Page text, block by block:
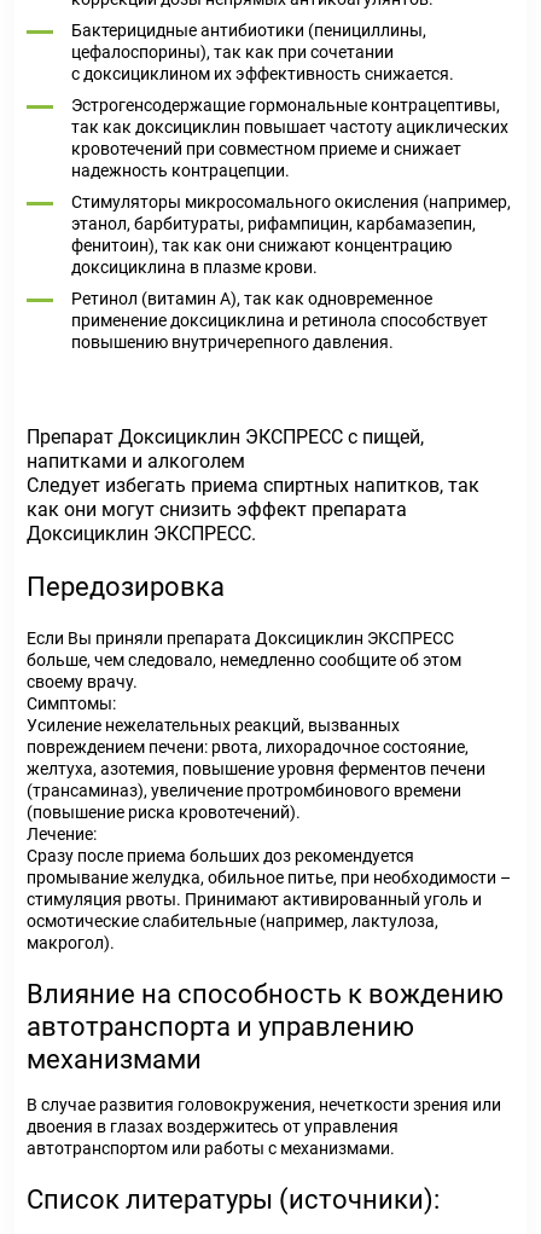
Бактерицидные антибиотики (пенициллины,
цефалоспорины), так как при сочетании
с доксициклином их эффективность снижается.
Эстрогенсодержащие гормональные контрацептивы,
так как доксициклин повышает частоту ациклических
кровотечений при совместном приеме и снижает
надежность контрацепции.
Стимуляторы микросомального окисления (например,
этанол, барбитураты, рифампицин, карбамазепин,
фенитоин), так как они снижают концентрацию
доксициклина в плазме крови.
Ретинол (витамин А), так как одновременное
применение доксициклина и ретинола способствует
повышению внутричерепного давления.
Препарат Доксициклин ЭКСПРЕСС с пищей,
напитками и алкоголем
Следует избегать приема спиртных напитков, так
как они могут снизить эффект препарата
Доксициклин ЭКСПРЕСС.
Передозировка
Если Вы приняли препарата Доксициклин ЭКСПРЕСС
больше, чем следовало, немедленно сообщите об этом
своему врачу.
Симптомы:
Усиление нежелательных реакций, вызванных
повреждением печени: рвота, лихорадочное состояние,
желтуха, азотемия, повышение уровня ферментов печени
(трансаминаз), увеличение протромбинового времени
(повышение риска кровотечений).
Лечение:
Сразу после приема больших доз рекомендуется
промывание желудка, обильное питье, при необходимости –
стимуляция рвоты. Принимают активированный уголь и
осмотические слабительные (например, лактулоза,
макрогол).
Влияние на способность к вождению
автотранспорта и управлению
механизмами
В случае развития головокружения, нечеткости зрения или
двоения в глазах воздержитесь от управления
автотранспортом или работы с механизмами.
Список литературы (источники):